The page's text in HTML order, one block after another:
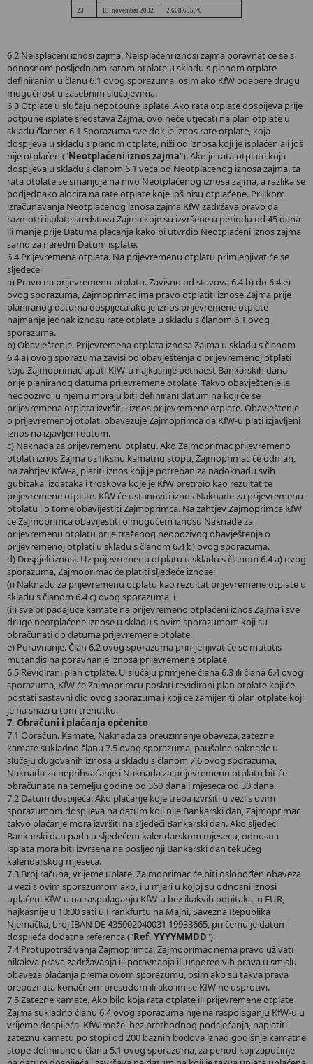
23 15. novembar 2032. 2.608.695,70
6.2 Neisplaćeni iznosi zajma. Neisplaćeni iznosi zajma poravnat će se s
odnosnom posljednjom ratom otplate u skladu s planom otplate
definiranim u članu 6.1 ovog sporazuma, osim ako KfW odabere drugu
mogućnost u zasebnim slučajevima.
6.3 Otplate u slučaju nepotpune isplate. Ako rata otplate dospijeva prije
potpune isplate sredstava Zajma, ovo neće utjecati na plan otplate u
skladu članom 6.1 Sporazuma sve dok je iznos rate otplate, koja
dospijeva u skladu s planom otplate, niži od iznosa koji je isplaćen ali još
nije otplaćen ("Neotplaćeni iznos zajma"). Ako je rata otplate koja
dospijeva u skladu s članom 6.1 veća od Neotplaćenog iznosa zajma, ta
rata otplate se smanjuje na nivo Neotplaćenog iznosa zajma, a razlika se
podjednako alocira na rate otplate koje još nisu otplaćene. Prilikom
izračunavanja Neotplaćenog iznosa zajma KfW zadržava pravo da
razmotri isplate sredstava Zajma koje su izvršene u periodu od 45 dana
ili manje prije Datuma plaćanja kako bi utvrdio Neotplaćeni iznos zajma
samo za naredni Datum isplate.
6.4 Prijevremena otplata. Na prijevremenu otplatu primjenjivat će se
sljedeće:
a) Pravo na prijevremenu otplatu. Zavisno od stavova 6.4 b) do 6.4 e)
ovog sporazuma, Zajmoprimac ima pravo otplatiti iznose Zajma prije
planiranog datuma dospijeća ako je iznos prijevremene otplate
najmanje jednak iznosu rate otplate u skladu s članom 6.1 ovog
sporazuma.
b) Obavještenje. Prijevremena otplata iznosa Zajma u skladu s članom
6.4 a) ovog sporazuma zavisi od obavještenja o prijevremenoj otplati
koju Zajmoprimac uputi KfW-u najkasnije petnaest Bankarskih dana
prije planiranog datuma prijevremene otplate. Takvo obavještenje je
neopozivo; u njemu moraju biti definirani datum na koji će se
prijevremena otplata izvršiti i iznos prijevremene otplate. Obavještenje
o prijevremenoj otplati obavezuje Zajmoprimca da KfW-u plati izjavljeni
iznos na izjavljeni datum.
c) Naknada za prijevremenu otplatu. Ako Zajmoprimac prijevremeno
otplati iznos Zajma uz fiksnu kamatnu stopu, Zajmoprimac će odmah,
na zahtjev KfW-a, platiti iznos koji je potreban za nadoknadu svih
gubitaka, izdataka i troškova koje je KfW pretrpio kao rezultat te
prijevremene otplate. KfW će ustanoviti iznos Naknade za prijevremenu
otplatu i o tome obavijestiti Zajmoprimca. Na zahtjev Zajmoprimca KfW
će Zajmoprimca obavijestiti o mogućem iznosu Naknade za
prijevremenu otplatu prije traženog neopozivog obavještenja o
prijevremenoj otplati u skladu s članom 6.4 b) ovog sporazuma.
d) Dospjeli iznosi. Uz prijevremenu otplatu u skladu s članom 6.4 a) ovog
sporazuma, Zajmoprimac će platiti sljedeće iznose:
(i) Naknadu za prijevremenu otplatu kao rezultat prijevremene otplate u
skladu s članom 6.4 c) ovog sporazuma, i
(ii) sve pripadajuće kamate na prijevremeno otplaćeni iznos Zajma i sve
druge neotplaćene iznose u skladu s ovim sporazumom koji su
obračunati do datuma prijevremene otplate.
e) Poravnanje. Član 6.2 ovog sporazuma primjenjivat će se mutatis
mutandis na poravnanje iznosa prijevremene otplate.
6.5 Revidirani plan otplate. U slučaju primjene člana 6.3 ili člana 6.4 ovog
sporazuma, KfW će Zajmoprimcu poslati revidirani plan otplate koji će
postati sastavni dio ovog sporazuma i koji će zamijeniti plan otplate koji
je na snazi u tom trenutku.
7. Obračuni i plaćanja općenito
7.1 Obračun. Kamate, Naknada za preuzimanje obaveza, zatezne
kamate sukladno članu 7.5 ovog sporazuma, paušalne naknade u
slučaju dugovanih iznosa u skladu s članom 7.6 ovog sporazuma,
Naknada za neprihvaćanje i Naknada za prijevremenu otplatu bit će
obračunate na temelju godine od 360 dana i mjeseca od 30 dana.
7.2 Datum dospijeća. Ako plaćanje koje treba izvršiti u vezi s ovim
sporazumom dospijeva na datum koji nije Bankarski dan, Zajmoprimac
takvo plaćanje mora izvršiti na sljedeći Bankarski dan. Ako sljedeći
Bankarski dan pada u sljedećem kalendarskom mjesecu, odnosna
isplata mora biti izvršena na posljednji Bankarski dan tekućeg
kalendarskog mjeseca.
7.3 Broj računa, vrijeme uplate. Zajmoprimac će biti oslobođen obaveza
u vezi s ovim sporazumom ako, i u mjeri u kojoj su odnosni iznosi
uplaćeni KfW-u na raspolaganju KfW-u bez ikakvih odbitaka, u EUR,
najkasnije u 10:00 sati u Frankfurtu na Majni, Savezna Republika
Njemačka, broj IBAN DE 435002040031 19933665, pri čemu je datum
dospijeća dodatna referenca ("Ref. YYYYMMDD").
7.4 Protupotraživanja Zajmoprimca. Zajmoprimac nema pravo uživati
nikakva prava zadržavanja ili poravnanja ili usporedivih prava u smislu
obaveza plaćanja prema ovom sporazumu, osim ako su takva prava
prepoznata konačnom presudom ili ako im se KfW ne usprotivi.
7.5 Zatezne kamate. Ako bilo koja rata otplate ili prijevremene otplate
Zajma sukladno članu 6.4 ovog sporazuma nije na raspolaganju KfW-u u
vrijeme dospijeća, KfW može, bez prethodnog podsjećanja, naplatiti
zateznu kamatu po stopi od 200 baznih bodova iznad godišnje kamatne
stope definirane u članu 5.1 ovog sporazuma, za period koji započinje